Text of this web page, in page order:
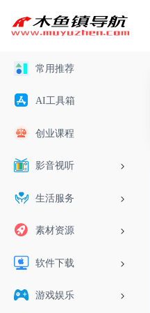
常用推荐
AI工具箱
创业课程
影音视听
生活服务
素材资源
软件下载
游戏娱乐